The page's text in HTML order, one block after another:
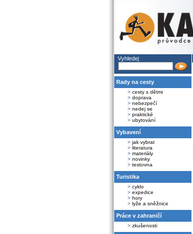
Vyhledej
Rady na cesty
> cesty s dětmi
> doprava
> nebezpečí
> nedej se
> praktické
> ubytování
Vybavení
> jak vybrat
> literatura
> materiály
> novinky
> testovna
Turistika
> cyklo
> expedice
> hory
> lyže a sněžnice
Práce v zahraničí
> zkušenosti